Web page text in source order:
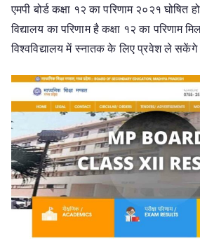
एमपी बोर्ड कक्षा १२ का परिणाम २०२१ घोषित
विद्यालय का परिणाम है कक्षा १२ का परिणाम
विश्वविद्यालय में स्नातक के लिए प्रवेश ले सकेंगे